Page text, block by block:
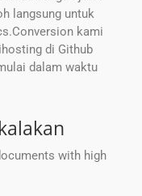
langsung untuk
kami
di Github
dalam waktu
with high